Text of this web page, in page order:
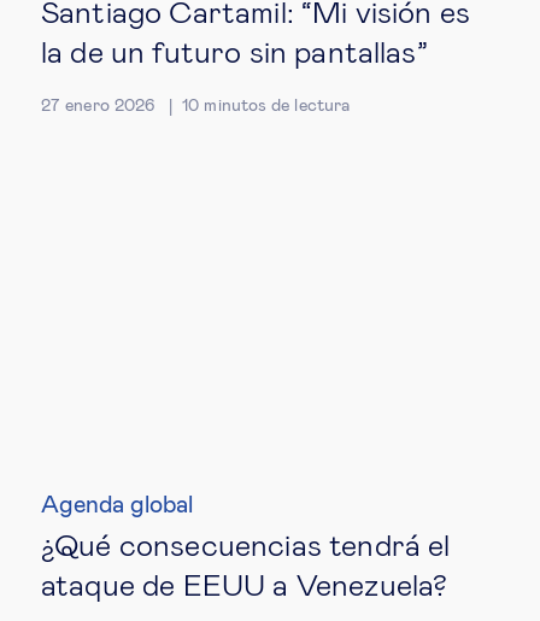
Santiago Cartamil: “Mi visión es
la de un futuro sin pantallas”
27 enero 2026 10 minutos de lectura
Agenda global
¿Qué consecuencias tendrá el
ataque de EEUU a Venezuela?